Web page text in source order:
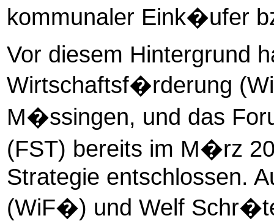
kommunaler Eink�ufer
Vor diesem Hintergrund
Wirtschaftsf�rderung
M�ssingen, und das
(FST) bereits im M�rz
Strategie entschlossen.
(WiF�) und Welf